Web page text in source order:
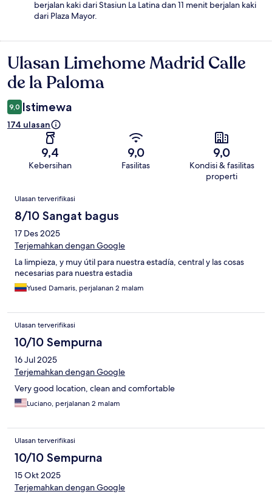
berjalan kaki dari Stasiun La Latina dan 11 menit berjalan kaki
dari Plaza Mayor.
Ulasan
Ulasan Limehome Madrid Calle
de la Paloma
9,0 Istimewa
174 ulasan
9,4
Kebersihan
9,0
Fasilitas
9,0
Kondisi & fasilitas
properti
Ulasan
Ulasan terverifikasi
8/10 Sangat bagus
17 Des 2025
Terjemahkan dengan Google
La limpieza, y muy útil para nuestra estadía, central y las cosas
necesarias para nuestra estadia
Yused Damaris, perjalanan 2 malam
Ulasan terverifikasi
10/10 Sempurna
16 Jul 2025
Terjemahkan dengan Google
Very good location, clean and comfortable
Luciano, perjalanan 2 malam
Ulasan terverifikasi
10/10 Sempurna
15 Okt 2025
Terjemahkan dengan Google